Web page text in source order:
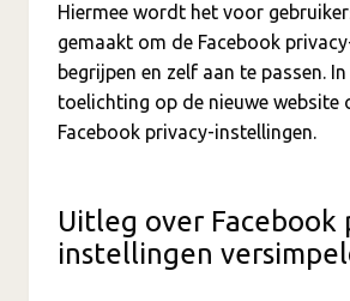
Hiermee wordt het voor
gemaakt om de Facebook
begrijpen en zelf aan te passen.
toelichting op de nieuwe website
Facebook privacy-instellingen.
Uitleg over Facebook
instellingen